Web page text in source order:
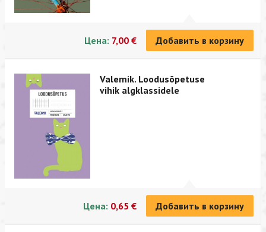
Цена: 7,00 € Добавить в корзину
Valemik. Loodusõpetuse
vihik algklassidele
Цена: 0,65 € Добавить в корзину